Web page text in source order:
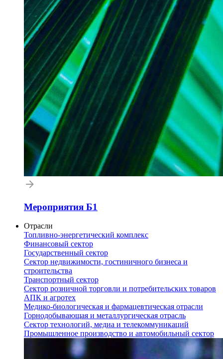
Мероприятия Б1
Отрасли
Топливно-энергетический комплекс
Финансовый сектор
Государственный сектор
Сектор недвижимости, гостиничного бизнеса и
строительства
Транспортный сектор
Сектор розничной торговли и потребительских товаров
АПК и агротех
Медико-биологическая и фармацевтическая отрасли
Горнодобывающая и металлургическая отрасль
Сектор технологий, медиа и телекоммуникаций
Промышленное производство и автомобильный сектор